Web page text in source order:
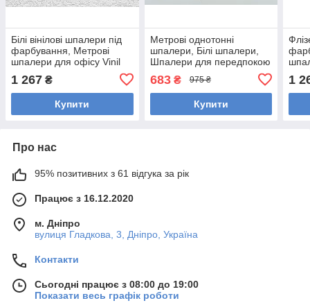
Білі вінілові шпалери під
фарбування, Метрові
шпалери для офісу Vinil
(1,06х25м)
1 267 ₴
Купити
Метрові однотонні
шпалери, Білі шпалери,
Шпалери для передпокою
(1,06х10,05м)
683₴ 975 ₴
Купити
1
Про нас
95% позитивних з 61 відгука за рік
Працює з 16.12.2020
м. Дніпро
вулиця Гладкова, 3, Дніпро, Україна
Контакти
Сьогодні працює з 08:00 до 19:00
Показати весь графік роботи